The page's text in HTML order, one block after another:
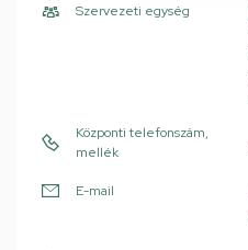
Szervezeti egység
Központi telefonszám,
mellék
E-mail